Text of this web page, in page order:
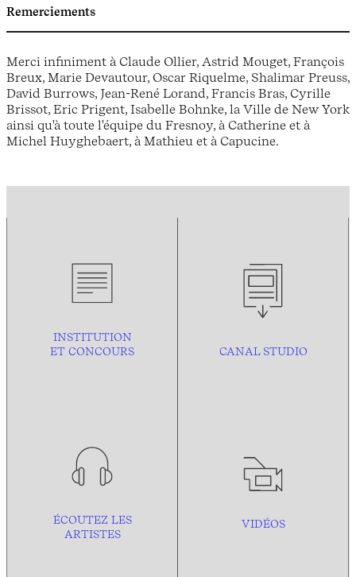
Remerciements
Merci infiniment à Claude Ollier, Astrid Mouget, François
Breux, Marie Devautour, Oscar Riquelme, Shalimar Preuss,
David Burrows, Jean-René Lorand, Francis Bras, Cyrille
Brissot, Eric Prigent, Isabelle Bohnke, la Ville de New York
ainsi qu'à toute l'équipe du Fresnoy, à Catherine et à
Michel Huyghebaert, à Mathieu et à Capucine.
INSTITUTION
ET CONCOURS
CANAL STUDIO
ÉCOUTEZ LES
ARTISTES
VIDÉOS